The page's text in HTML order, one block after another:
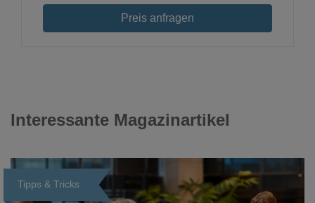
Preis anfragen
Interessante Magazinartikel
Tipps & Tricks